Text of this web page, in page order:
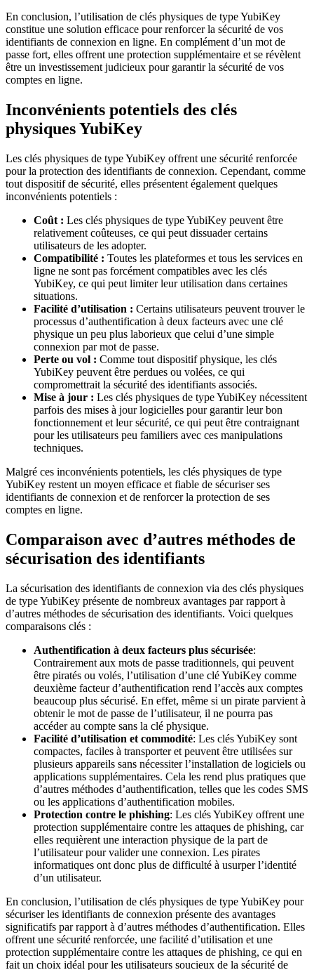
En conclusion, l’utilisation de clés physiques de type YubiKey
constitue une solution efficace pour renforcer la sécurité de vos
identifiants de connexion en ligne. En complément d’un mot de
passe fort, elles offrent une protection supplémentaire et se révèlent
être un investissement judicieux pour garantir la sécurité de vos
comptes en ligne.
Inconvénients potentiels des clés
physiques YubiKey
Les clés physiques de type YubiKey offrent une sécurité renforcée
pour la protection des identifiants de connexion. Cependant, comme
tout dispositif de sécurité, elles présentent également quelques
inconvénients potentiels :
Coût : Les clés physiques de type YubiKey peuvent être
relativement coûteuses, ce qui peut dissuader certains
utilisateurs de les adopter.
Compatibilité : Toutes les plateformes et tous les services en
ligne ne sont pas forcément compatibles avec les clés
YubiKey, ce qui peut limiter leur utilisation dans certaines
situations.
Facilité d’utilisation : Certains utilisateurs peuvent trouver le
processus d’authentification à deux facteurs avec une clé
physique un peu plus laborieux que celui d’une simple
connexion par mot de passe.
Perte ou vol : Comme tout dispositif physique, les clés
YubiKey peuvent être perdues ou volées, ce qui
compromettrait la sécurité des identifiants associés.
Mise à jour : Les clés physiques de type YubiKey nécessitent
parfois des mises à jour logicielles pour garantir leur bon
fonctionnement et leur sécurité, ce qui peut être contraignant
pour les utilisateurs peu familiers avec ces manipulations
techniques.
Malgré ces inconvénients potentiels, les clés physiques de type
YubiKey restent un moyen efficace et fiable de sécuriser ses
identifiants de connexion et de renforcer la protection de ses
comptes en ligne.
Comparaison avec d’autres méthodes de
sécurisation des identifiants
La sécurisation des identifiants de connexion via des clés physiques
de type YubiKey présente de nombreux avantages par rapport à
d’autres méthodes de sécurisation des identifiants. Voici quelques
comparaisons clés :
Authentification à deux facteurs plus sécurisée:
Contrairement aux mots de passe traditionnels, qui peuvent
être piratés ou volés, l’utilisation d’une clé YubiKey comme
deuxième facteur d’authentification rend l’accès aux comptes
beaucoup plus sécurisé. En effet, même si un pirate parvient à
obtenir le mot de passe de l’utilisateur, il ne pourra pas
accéder au compte sans la clé physique.
Facilité d’utilisation et commodité: Les clés YubiKey sont
compactes, faciles à transporter et peuvent être utilisées sur
plusieurs appareils sans nécessiter l’installation de logiciels ou
applications supplémentaires. Cela les rend plus pratiques que
d’autres méthodes d’authentification, telles que les codes SMS
ou les applications d’authentification mobiles.
Protection contre le phishing: Les clés YubiKey offrent une
protection supplémentaire contre les attaques de phishing, car
elles requièrent une interaction physique de la part de
l’utilisateur pour valider une connexion. Les pirates
informatiques ont donc plus de difficulté à usurper l’identité
d’un utilisateur.
En conclusion, l’utilisation de clés physiques de type YubiKey pour
sécuriser les identifiants de connexion présente des avantages
significatifs par rapport à d’autres méthodes d’authentification. Elles
offrent une sécurité renforcée, une facilité d’utilisation et une
protection supplémentaire contre les attaques de phishing, ce qui en
fait un choix idéal pour les utilisateurs soucieux de la sécurité de